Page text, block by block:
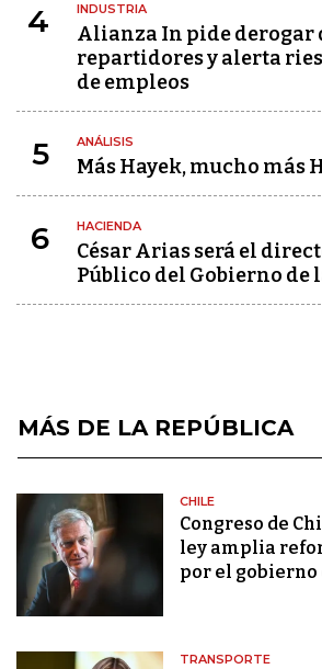
4 INDUSTRIA
Alianza In pide derogar
repartidores y alerta
de empleos
5 ANÁLISIS
Más Hayek, mucho más
6 HACIENDA
César Arias será el
Público del Gobierno de
MÁS DE LA REPÚBLICA
CHILE
Congreso de
ley amplia
por el gobierno
TRANSPORTE